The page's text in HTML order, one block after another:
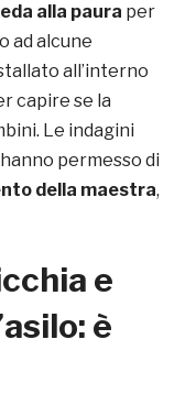
alla paura per
ad alcune
all’interno
capire se la
Le indagini
permesso di
della maestra,
e
è